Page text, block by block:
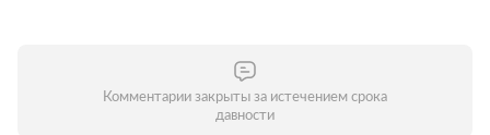
Комментарии закрыты за истечением срока
давности